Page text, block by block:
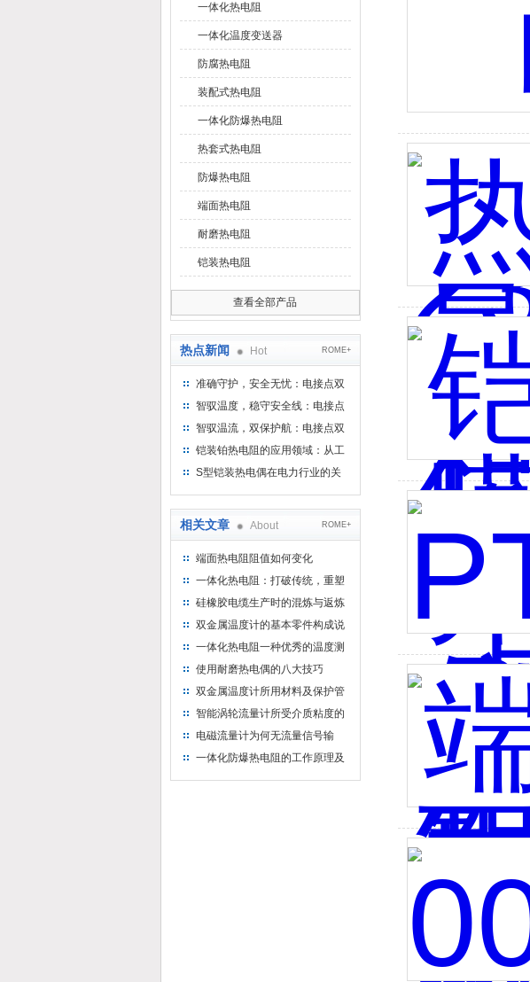
一体化热电阻
一体化温度变送器
防腐热电阻
装配式热电阻
一体化防爆热电阻
热套式热电阻
防爆热电阻
端面热电阻
耐磨热电阻
铠装热电阻
查看全部产品
热点新闻 Hot ROME+
准确守护，安全无忧：电接点双
金属温度计——测温新选择
智驭温度，稳守安全线：电接点
双金属温度计的创新守护
智驭温流，双保护航：电接点双
金属温度计在工业领域的革新应
铠装铂热电阻的应用领域：从工
业到科研，无所不在的温度测量
S型铠装热电偶在电力行业的关
相关文章 About ROME+
端面热电阻阻值如何变化
一体化热电阻：打破传统，重塑
温度测量新标准
硅橡胶电缆生产时的混炼与返炼
技术要求
双金属温度计的基本零件构成说
一体化热电阻一种优秀的温度测
量设备
使用耐磨热电偶的八大技巧
双金属温度计所用材料及保护管
的作用说明
智能涡轮流量计所受介质粘度的
影响解析
电磁流量计为何无流量信号输
出？
一体化防爆热电阻的工作原理及